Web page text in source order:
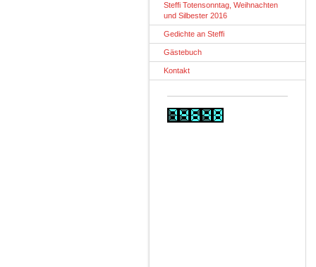
Steffi Totensonntag, Weihnachten
und Silbester 2016
Gedichte an Steffi
Gästebuch
Kontakt